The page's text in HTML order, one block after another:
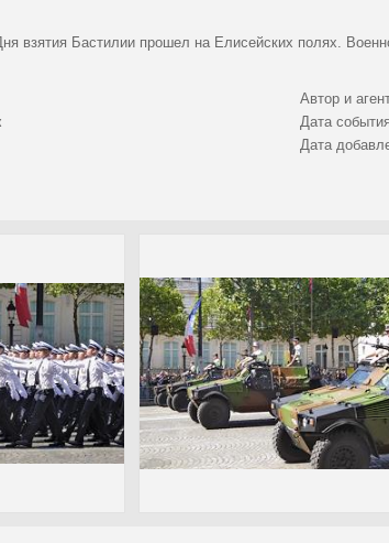
взятия Бастилии прошел на Елисейских полях.
Автор и
Дата
Дата